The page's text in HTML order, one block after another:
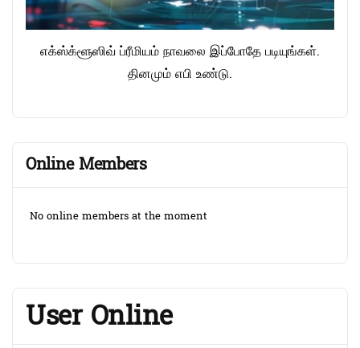
எக்ஸ்க்ளூஸிவ் ப்ரீமியம் நாவலை இப்போதே படியுங்கள்.
தினமும் எபி உண்டு.
Online Members
No online members at the moment
User Online